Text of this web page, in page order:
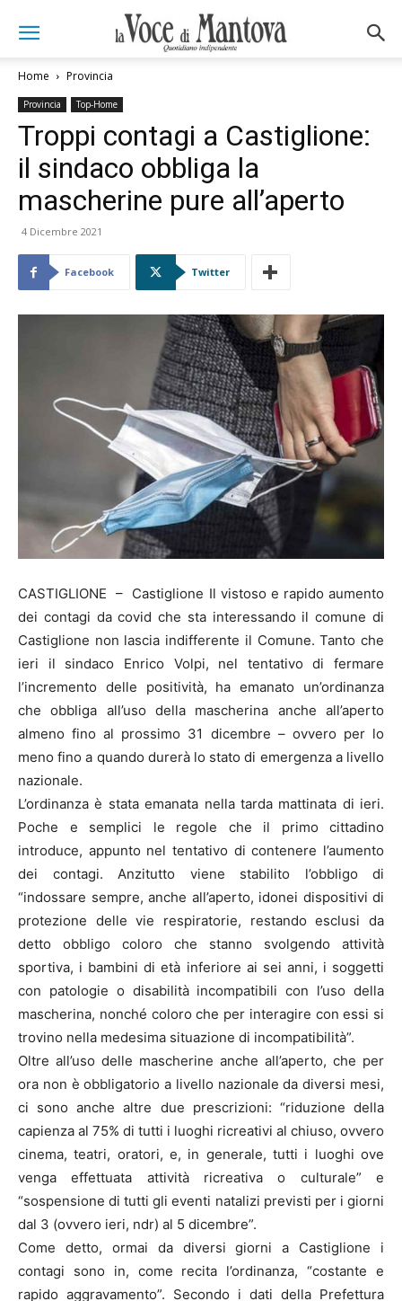
Home Provincia
Provincia Top-Home
Troppi contagi a Castiglione:
il sindaco obbliga la
mascherine pure all’aperto
4 Dicembre 2021
Facebook Twitter
CASTIGLIONE – Castiglione Il vistoso e rapido aumento
dei contagi da covid che sta interessando il comune di
Castiglione non lascia indifferente il Comune. Tanto che
ieri il sindaco Enrico Volpi, nel tentativo di fermare
l’incremento delle positività, ha emanato un’ordinanza
che obbliga all’uso della mascherina anche all’aperto
almeno fino al prossimo 31 dicembre – ovvero per lo
meno fino a quando durerà lo stato di emergenza a livello
nazionale.
L’ordinanza è stata emanata nella tarda mattinata di ieri.
Poche e semplici le regole che il primo cittadino
introduce, appunto nel tentativo di contenere l’aumento
dei contagi. Anzitutto viene stabilito l’obbligo di
“indossare sempre, anche all’aperto, idonei dispositivi di
protezione delle vie respiratorie, restando esclusi da
detto obbligo coloro che stanno svolgendo attività
sportiva, i bambini di età inferiore ai sei anni, i soggetti
con patologie o disabilità incompatibili con l’uso della
mascherina, nonché coloro che per interagire con essi si
trovino nella medesima situazione di incompatibilità”.
Oltre all’uso delle mascherine anche all’aperto, che per
ora non è obbligatorio a livello nazionale da diversi mesi,
ci sono anche altre due prescrizioni: “riduzione della
capienza al 75% di tutti i luoghi ricreativi al chiuso, ovvero
cinema, teatri, oratori, e, in generale, tutti i luoghi ove
venga effettuata attività ricreativa o culturale” e
“sospensione di tutti gli eventi natalizi previsti per i giorni
dal 3 (ovvero ieri, ndr) al 5 dicembre”.
Come detto, ormai da diversi giorni a Castiglione i
contagi sono in, come recita l’ordinanza, “costante e
rapido aggravamento”. Secondo i dati della Prefettura